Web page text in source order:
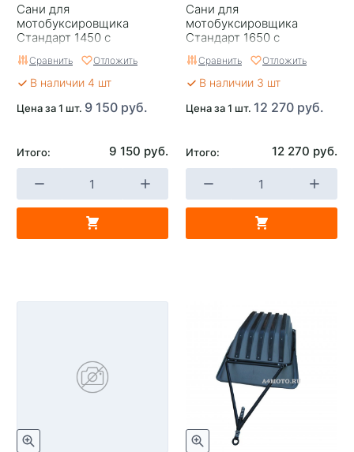
Сани для
мотобуксировщика
Стандарт 1450 с
демпфером
(1500х710/(500)х260)
Сравнить Отложить
В наличии 4 шт
Цена за 1 шт. 9 150 руб.
Итого: 9 150 руб.
Сани для
мотобуксировщика
Стандарт 1650 с
демпфером
(1700х710/(500)х260)
Сравнить Отложить
В наличии 3 шт
Цена за 1 шт. 12 270 руб.
Итого: 12 270 руб.